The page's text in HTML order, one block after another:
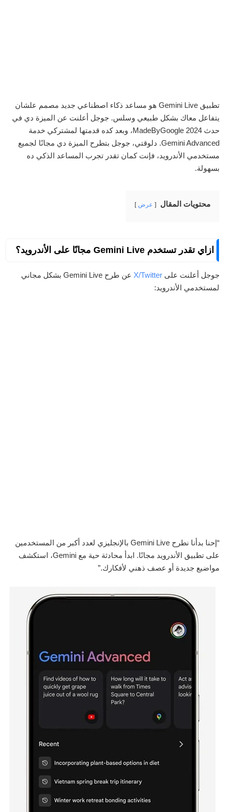
تطبيق Gemini Live هو مساعد ذكاء اصطناعي جديد مصمم علشان
يتفاعل معاك بشكل طبيعي وسلس. جوجل أعلنت عن الميزة دي في
حدث MadeByGoogle 2024، وبعد كده قدمتها لمشتركي خدمة
Gemini Advanced. دلوقتي، جوجل بتطرح الميزة دي مجانًا لجميع
مستخدمي الأندرويد، فإنت كمان تقدر تجرب المساعد الذكي ده
بسهولة.
محتويات المقال عرض
ازاي تقدر تستخدم Gemini Live مجانًا على الأندرويد؟
جوجل أعلنت على X/Twitter
عن طرح Gemini Live بشكل مجاني
لمستخدمي الأندرويد:
“إحنا بدأنا نطرح Gemini Live بالإنجليزي لعدد أكبر من المستخدمين
على تطبيق الأندرويد مجانًا. ابدأ محادثة حية مع Gemini، استكشف
مواضيع جديدة أو عصف ذهني لأفكارك.”